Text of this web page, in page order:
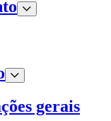
gerais